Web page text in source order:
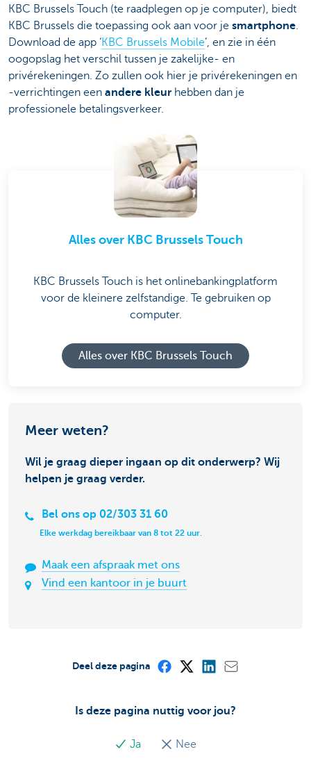
KBC Brussels Touch (te raadplegen op je computer), biedt
KBC Brussels die toepassing ook aan voor je smartphone.
Download de app ‘KBC Brussels Mobile’, en zie in één
oogopslag het verschil tussen je zakelijke- en
privérekeningen. Zo zullen ook hier je privérekeningen en
-verrichtingen een andere kleur hebben dan je
professionele betalingsverkeer.
Alles over KBC Brussels Touch
KBC Brussels Touch is het onlinebankingplatform
voor de kleinere zelfstandige. Te gebruiken op
computer.
Alles over KBC Brussels Touch
Meer weten?
Wil je graag dieper ingaan op dit onderwerp? Wij
helpen je graag verder.
Bel ons op 02/303 31 60
Elke werkdag bereikbaar van 8 tot 22 uur.
Maak een afspraak met ons
Vind een kantoor in je buurt
Is deze pagina nuttig voor jou?
Ja Nee
Deel deze pagina